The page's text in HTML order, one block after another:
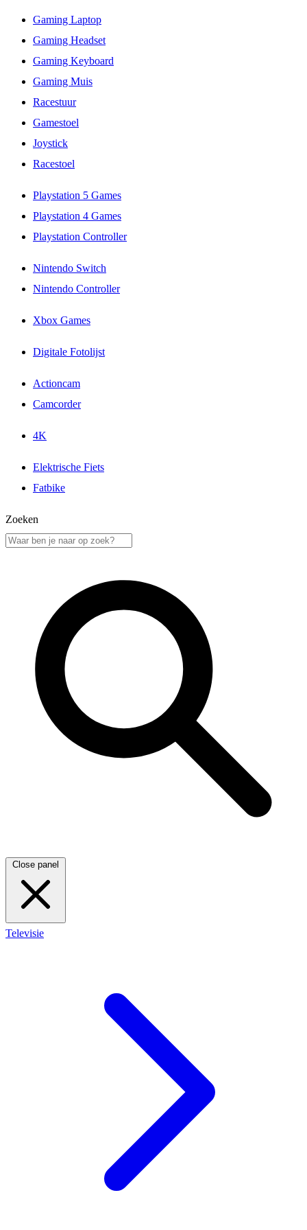
Gaming Laptop
Gaming Headset
Gaming Keyboard
Gaming Muis
Racestuur
Gamestoel
Joystick
Racestoel
Playstation 5 Games
Playstation 4 Games
Playstation Controller
Nintendo Switch
Nintendo Controller
Xbox Games
Digitale Fotolijst
Actioncam
Camcorder
4K
Elektrische Fiets
Fatbike
Zoeken
Close panel
Televisie